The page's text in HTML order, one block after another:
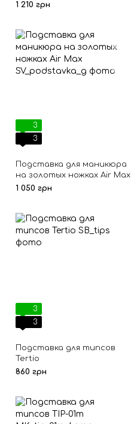
1 210 грн
3
3
Подставка для маникюра
на золотых ножках Air Max
1 050 грн
3
3
Подставка для типсов
Tertio
860 грн